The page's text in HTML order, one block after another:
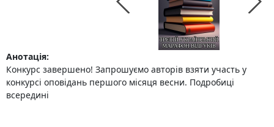
Анотація:
Конкурс завершено! Запрошуємо авторів взяти участь у
конкурсі оповідань першого місяця весни. Подробиці
всередині